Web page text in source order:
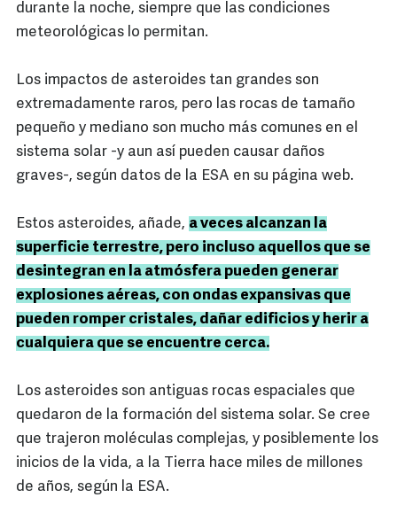
durante la noche, siempre que las condiciones
meteorológicas lo permitan.
Los impactos de asteroides tan grandes son
extremadamente raros, pero las rocas de tamaño
pequeño y mediano son mucho más comunes en el
sistema solar -y aun así pueden causar daños
graves-, según datos de la ESA en su página web.
Estos asteroides, añade, a veces alcanzan la
superficie terrestre, pero incluso aquellos que se
desintegran en la atmósfera pueden generar
explosiones aéreas, con ondas expansivas que
pueden romper cristales, dañar edificios y herir a
cualquiera que se encuentre cerca.
Los asteroides son antiguas rocas espaciales que
quedaron de la formación del sistema solar. Se cree
que trajeron moléculas complejas, y posiblemente los
inicios de la vida, a la Tierra hace miles de millones
de años, según la ESA.